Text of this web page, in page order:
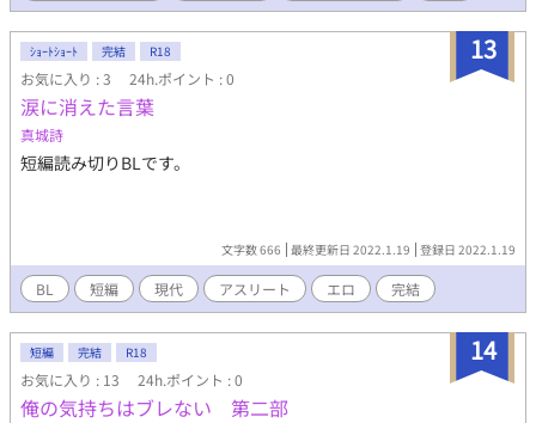
13
ｼｮｰﾄｼｮｰﾄ 完結 R18
お気に入り : 3 24h.ポイント : 0
涙に消えた言葉
真城詩
短編読み切りBLです。
文字数 666 最終更新日 2022.1.19 登録日 2022.1.19
BL 短編 現代 アスリート エロ 完結
14
短編 完結 R18
お気に入り : 13 24h.ポイント : 0
俺の気持ちはブレない 第二部